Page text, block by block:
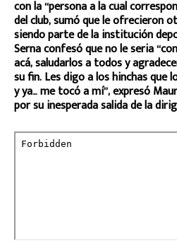
con la “persona a la cual
del club, sumó que le ofrecieron
siendo parte de la institución
Serna confesó que no le seria
acá, saludarlos a todos y
su fin. Les digo a los hinchas que
y ya… me tocó a mí”, expresó
por su inesperada salida de la